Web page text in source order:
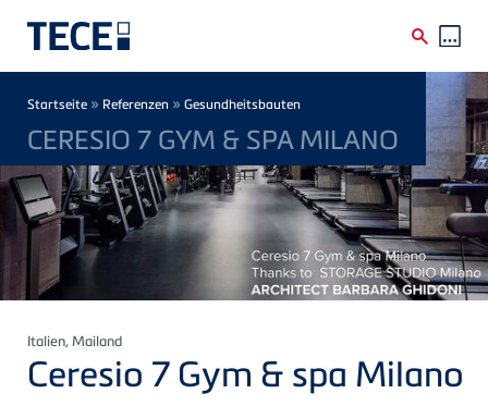
Breadcrumb
Startseite » Referenzen » Gesundheitsbauten
CERESIO 7 GYM & SPA MILANO
Italien, Mailand
Ceresio 7 Gym & spa Milano